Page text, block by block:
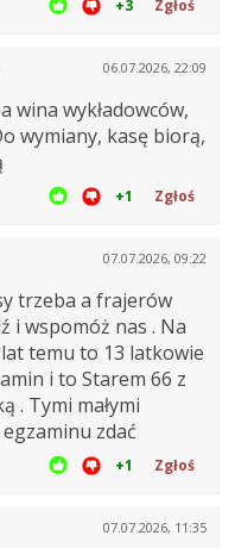
+3 Zgłoś
06.07.2026, 22:09
wina wykładowców,
wymiany, kasę biorą,
+1 Zgłoś
07.07.2026, 09:22
trzeba a frajerów
i wspomóż nas . Na
lat temu to 13 latkowie
i to Starem 66 z
. Tymi małymi
zdać
+1 Zgłoś
07.07.2026, 11:35